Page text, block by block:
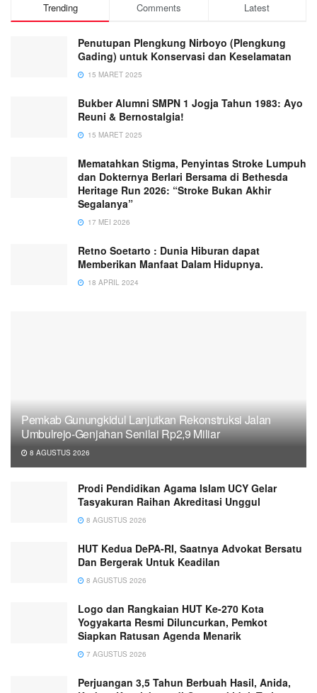
Trending Comments Latest
Penutupan Plengkung Nirboyo (Plengkung
Gading) untuk Konservasi dan Keselamatan
15 MARET 2025
Bukber Alumni SMPN 1 Jogja Tahun 1983: Ayo
Reuni & Bernostalgia!
15 MARET 2025
Mematahkan Stigma, Penyintas Stroke Lumpuh
dan Dokternya Berlari Bersama di Bethesda
Heritage Run 2026: “Stroke Bukan Akhir
Segalanya”
17 MEI 2026
Retno Soetarto : Dunia Hiburan dapat
Memberikan Manfaat Dalam Hidupnya.
18 APRIL 2024
Pemkab Gunungkidul Lanjutkan Rekonstruksi Jalan
Umbulrejo-Genjahan Senilai Rp2,9 Miliar
8 AGUSTUS 2026
Prodi Pendidikan Agama Islam UCY Gelar
Tasyakuran Raihan Akreditasi Unggul
8 AGUSTUS 2026
HUT Kedua DePA-RI, Saatnya Advokat Bersatu
Dan Bergerak Untuk Keadilan
8 AGUSTUS 2026
Logo dan Rangkaian HUT Ke-270 Kota
Yogyakarta Resmi Diluncurkan, Pemkot
Siapkan Ratusan Agenda Menarik
7 AGUSTUS 2026
Perjuangan 3,5 Tahun Berbuah Hasil, Anida,